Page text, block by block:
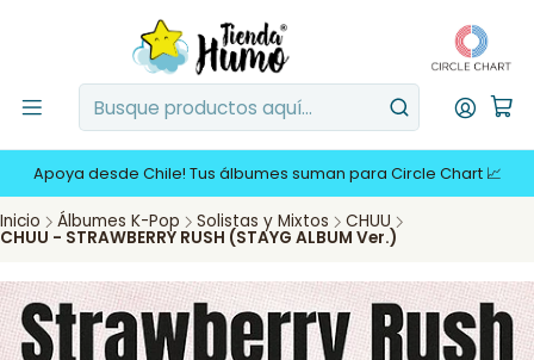
Apoya desde Chile! Tus álbumes suman para Circle Chart 📈
Inicio Álbumes K-Pop Solistas y Mixtos CHUU
CHUU - STRAWBERRY RUSH (STAYG ALBUM Ver.)